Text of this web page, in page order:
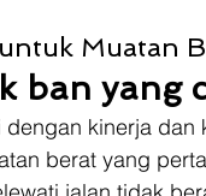
Muatan
ban yang
kinerja
berat yang